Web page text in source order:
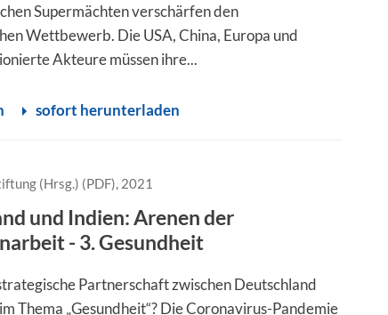
Supermächten verschärfen den
Wettbewerb. Die USA, China, Europa und
Akteure müssen ihre...
sofort herunterladen
(Hrsg.) (PDF), 2021
und Indien: Arenen der
- 3. Gesundheit
Partnerschaft zwischen Deutschland
Thema „Gesundheit“? Die Coronavirus-Pandemie